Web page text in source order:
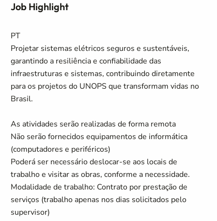
Job Highlight
PT
Projetar sistemas elétricos seguros e sustentáveis,
garantindo a resiliência e confiabilidade das
infraestruturas e sistemas, contribuindo diretamente
para os projetos do UNOPS que transformam vidas no
Brasil.
As atividades serão realizadas de forma remota
Não serão fornecidos equipamentos de informática
(computadores e periféricos)
Poderá ser necessário deslocar-se aos locais de
trabalho e visitar as obras, conforme a necessidade.
Modalidade de trabalho: Contrato por prestação de
serviços (trabalho apenas nos dias solicitados pelo
supervisor)